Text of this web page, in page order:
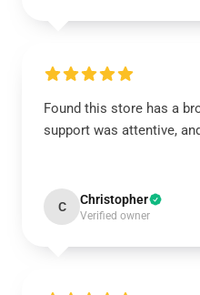
Found this store has a
support was attentive,
C Christopher
Verified owner